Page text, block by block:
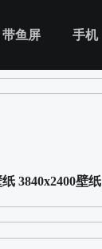
带鱼屏 手机
纸 3840x2400壁纸